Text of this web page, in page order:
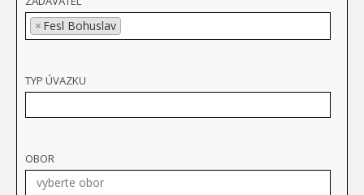
× Fesl Bohuslav
TYP ÚVAZKU
OBOR